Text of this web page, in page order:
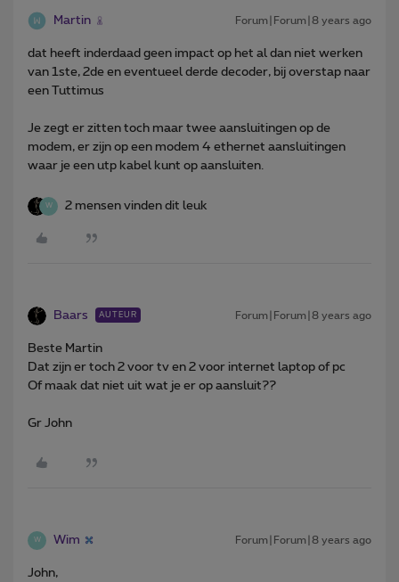
Martin Forum|Forum|8 years ago
dat heeft inderdaad geen impact op het al dan niet werken
van 1ste, 2de en eventueel derde decoder, bij overstap naar
een Tuttimus
Je zegt er zitten toch maar twee aansluitingen op de
modem, er zijn op een modem 4 ethernet aansluitingen
waar je een utp kabel kunt op aansluiten.
W 2 mensen vinden dit leuk
Baars AUTEUR Forum|Forum|8 years ago
Beste Martin
Dat zijn er toch 2 voor tv en 2 voor internet laptop of pc
Of maak dat niet uit wat je er op aansluit??
Gr John
W Wim Forum|Forum|8 years ago
John,